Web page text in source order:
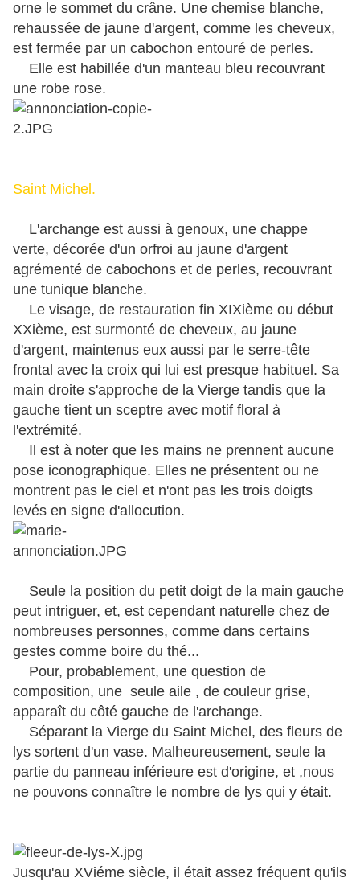
orne le sommet du crâne. Une chemise blanche,
rehaussée de jaune d'argent, comme les cheveux,
est fermée par un cabochon entouré de perles.
Elle est habillée d'un manteau bleu recouvrant
une robe rose.
Saint Michel.
L'archange est aussi à genoux, une chappe
verte, décorée d'un orfroi au jaune d'argent
agrémenté de cabochons et de perles, recouvrant
une tunique blanche.
Le visage, de restauration fin XIXième ou début
XXième, est surmonté de cheveux, au jaune
d'argent, maintenus eux aussi par le serre-tête
frontal avec la croix qui lui est presque habituel. Sa
main droite s'approche de la Vierge tandis que la
gauche tient un sceptre avec motif floral à
l'extrémité.
Il est à noter que les mains ne prennent aucune
pose iconographique. Elles ne présentent ou ne
montrent pas le ciel et n'ont pas les trois doigts
levés en signe d'allocution.
Seule la position du petit doigt de la main gauche
peut intriguer, et, est cependant naturelle chez de
nombreuses personnes, comme dans certains
gestes comme boire du thé...
Pour, probablement, une question de
composition, une seule aile , de couleur grise,
apparaît du côté gauche de l'archange.
Séparant la Vierge du Saint Michel, des fleurs de
lys sortent d'un vase. Malheureusement, seule la
partie du panneau inférieure est d'origine, et ,nous
ne pouvons connaître le nombre de lys qui y était.
Jusqu'au XViéme siècle, il était assez fréquent qu'ils